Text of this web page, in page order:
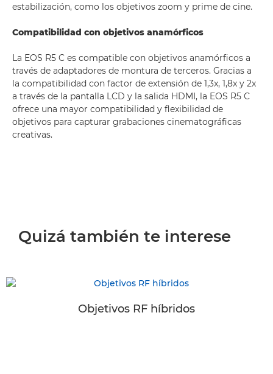
estabilización, como los objetivos zoom y prime de cine.
Compatibilidad con objetivos anamórficos
La EOS R5 C es compatible con objetivos anamórficos a
través de adaptadores de montura de terceros. Gracias a
la compatibilidad con factor de extensión de 1,3x, 1,8x y 2x
a través de la pantalla LCD y la salida HDMI, la EOS R5 C
ofrece una mayor compatibilidad y flexibilidad de
objetivos para capturar grabaciones cinematográficas
creativas.
Quizá también te interese
Objetivos RF híbridos